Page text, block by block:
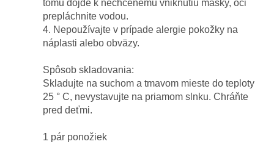
tomu dôjde k nechcenému vniknutiu masky, oči
prepláchnite vodou.
4. Nepoužívajte v prípade alergie pokožky na
náplasti alebo obväzy.
Spôsob skladovania:
Skladujte na suchom a tmavom mieste do teploty
25 ° C, nevystavujte na priamom slnku. Chráňte
pred deťmi.
1 pár ponožiek